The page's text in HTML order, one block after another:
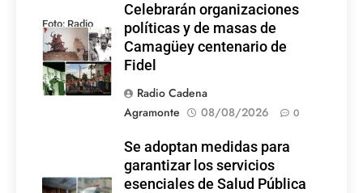
Foto: Radio
Rebelde
Celebrarán organizaciones
políticas y de masas de
Camagüey centenario de
Fidel
Radio Cadena
Agramonte
08/08/2026 0
Se adoptan medidas para
garantizar los servicios
esenciales de Salud Pública